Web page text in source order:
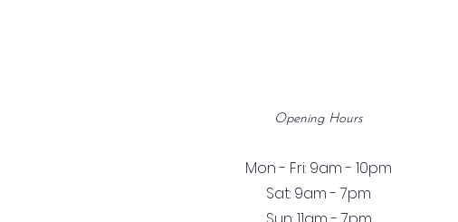
Opening Hours
Mon - Fri: 9am - 10pm
Sat: 9am - 7pm